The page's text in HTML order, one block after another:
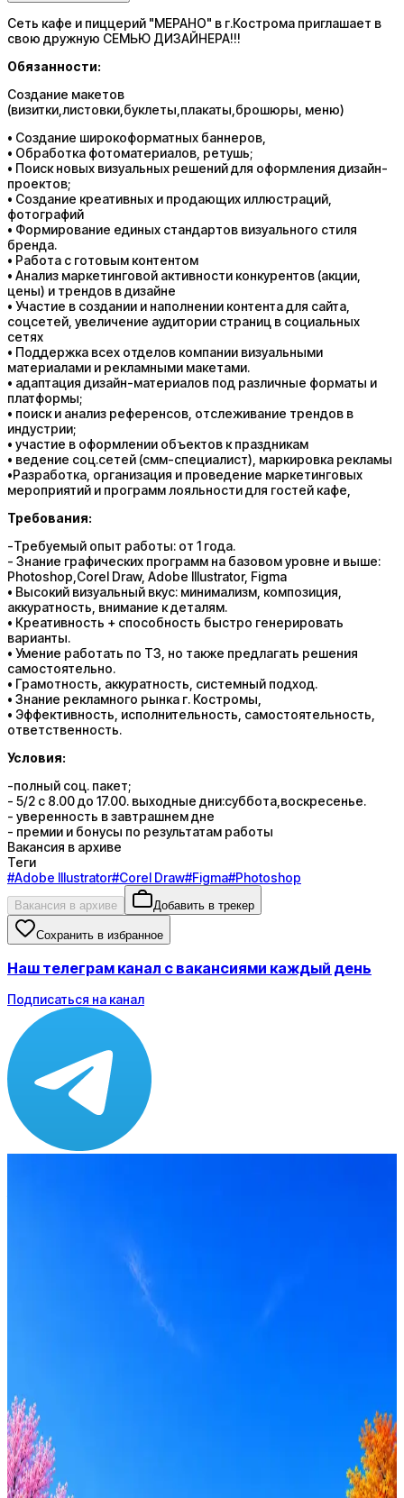
Сеть кафе и пиццерий "МЕРАНО" в г.Кострома приглашает в
свою дружную СЕМЬЮ ДИЗАЙНЕРА!!!
Обязанности:
Создание макетов
(визитки,листовки,буклеты,плакаты,брошюры, меню)
• Создание широкоформатных баннеров,
• Обработка фотоматериалов, ретушь;
• Поиск новых визуальных решений для оформления дизайн-
проектов;
• Создание креативных и продающих иллюстраций,
фотографий
• Формирование единых стандартов визуального стиля
бренда.
• Работа с готовым контентом
• Анализ маркетинговой активности конкурентов (акции,
цены) и трендов в дизайне
• Участие в создании и наполнении контента для сайта,
соцсетей, увеличение аудитории страниц в социальных
сетях
• Поддержка всех отделов компании визуальными
материалами и рекламными макетами.
• адаптация дизайн-материалов под различные форматы и
платформы;
• поиск и анализ референсов, отслеживание трендов в
индустрии;
• участие в оформлении объектов к праздникам
• ведение соц.сетей (смм-специалист), маркировка рекламы
•Разработка, организация и проведение маркетинговых
мероприятий и программ лояльности для гостей кафе,
Требования:
-Требуемый опыт работы: от 1 года.
- Знание графических программ на базовом уровне и выше:
Photoshop,Corel Draw, Adobe Illustrator, Figma
• Высокий визуальный вкус: минимализм, композиция,
аккуратность, внимание к деталям.
• Креативность + способность быстро генерировать
варианты.
• Умение работать по ТЗ, но также предлагать решения
самостоятельно.
• Грамотность, аккуратность, системный подход.
• Знание рекламного рынка г. Костромы,
• Эффективность, исполнительность, самостоятельность,
ответственность.
Условия:
-полный соц. пакет;
- 5/2 с 8.00 до 17.00. выходные дни:суббота,воскресенье.
- уверенность в завтрашнем дне
- премии и бонусы по результатам работы
Вакансия в архиве
Теги
#Adobe Illustrator#Corel Draw#Figma#Photoshop
Вакансия в архиве Добавить в трекер
Сохранить в избранное
Наш телеграм канал с вакансиями каждый день
Подписаться на канал
Оффер быстрее с Эйч